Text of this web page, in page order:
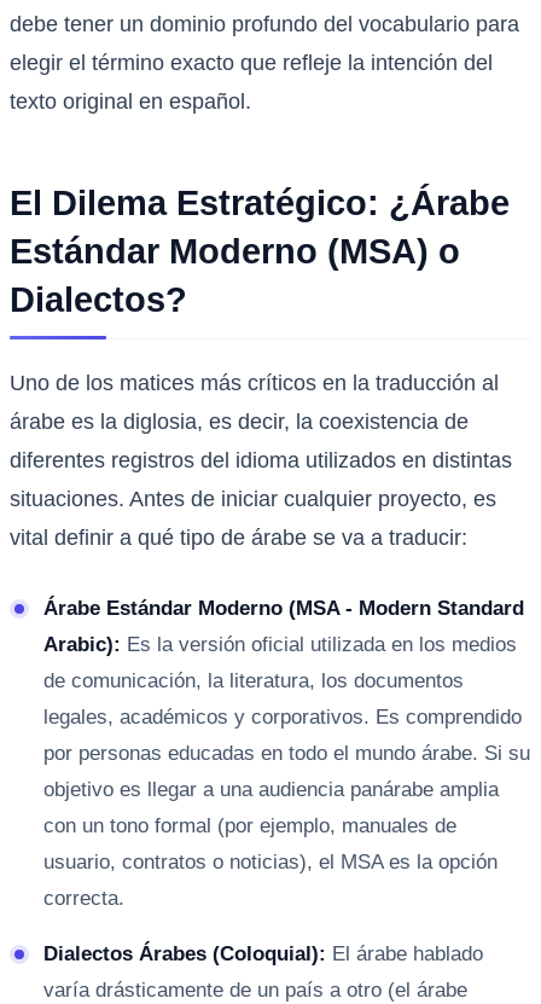
debe tener un dominio profundo del vocabulario para
elegir el término exacto que refleje la intención del
texto original en español.
El Dilema Estratégico: ¿Árabe
Estándar Moderno (MSA) o
Dialectos?
Uno de los matices más críticos en la traducción al
árabe es la diglosia, es decir, la coexistencia de
diferentes registros del idioma utilizados en distintas
situaciones. Antes de iniciar cualquier proyecto, es
vital definir a qué tipo de árabe se va a traducir:
Árabe Estándar Moderno (MSA - Modern Standard
Arabic): Es la versión oficial utilizada en los medios
de comunicación, la literatura, los documentos
legales, académicos y corporativos. Es comprendido
por personas educadas en todo el mundo árabe. Si su
objetivo es llegar a una audiencia panárabe amplia
con un tono formal (por ejemplo, manuales de
usuario, contratos o noticias), el MSA es la opción
correcta.
Dialectos Árabes (Coloquial): El árabe hablado
varía drásticamente de un país a otro (el árabe